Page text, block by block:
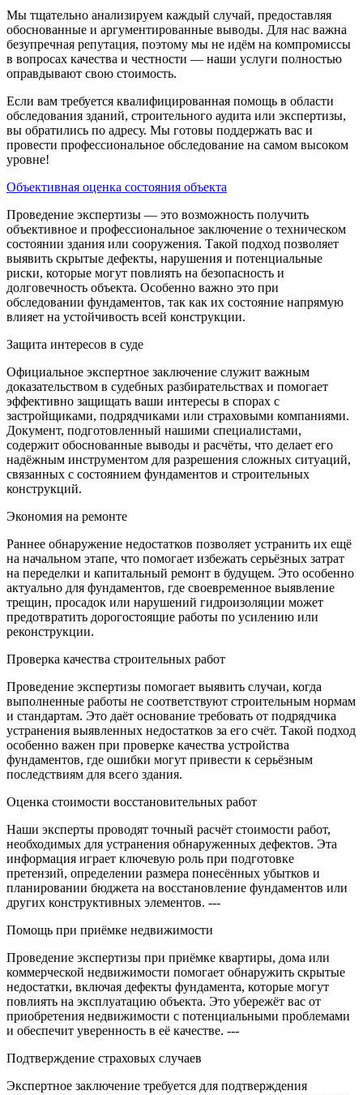
Мы тщательно анализируем каждый случай, предоставляя
обоснованные и аргументированные выводы. Для нас важна
безупречная репутация, поэтому мы не идём на компромиссы
в вопросах качества и честности — наши услуги полностью
оправдывают свою стоимость.
Если вам требуется квалифицированная помощь в области
обследования зданий, строительного аудита или экспертизы,
вы обратились по адресу. Мы готовы поддержать вас и
провести профессиональное обследование на самом высоком
уровне!
Объективная оценка состояния объекта
Проведение экспертизы — это возможность получить
объективное и профессиональное заключение о техническом
состоянии здания или сооружения. Такой подход позволяет
выявить скрытые дефекты, нарушения и потенциальные
риски, которые могут повлиять на безопасность и
долговечность объекта. Особенно важно это при
обследовании фундаментов, так как их состояние напрямую
влияет на устойчивость всей конструкции.
Защита интересов в суде
Официальное экспертное заключение служит важным
доказательством в судебных разбирательствах и помогает
эффективно защищать ваши интересы в спорах с
застройщиками, подрядчиками или страховыми компаниями.
Документ, подготовленный нашими специалистами,
содержит обоснованные выводы и расчёты, что делает его
надёжным инструментом для разрешения сложных ситуаций,
связанных с состоянием фундаментов и строительных
конструкций.
Экономия на ремонте
Раннее обнаружение недостатков позволяет устранить их ещё
на начальном этапе, что помогает избежать серьёзных затрат
на переделки и капитальный ремонт в будущем. Это особенно
актуально для фундаментов, где своевременное выявление
трещин, просадок или нарушений гидроизоляции может
предотвратить дорогостоящие работы по усилению или
реконструкции.
Проверка качества строительных работ
Проведение экспертизы помогает выявить случаи, когда
выполненные работы не соответствуют строительным нормам
и стандартам. Это даёт основание требовать от подрядчика
устранения выявленных недостатков за его счёт. Такой подход
особенно важен при проверке качества устройства
фундаментов, где ошибки могут привести к серьёзным
последствиям для всего здания.
Оценка стоимости восстановительных работ
Наши эксперты проводят точный расчёт стоимости работ,
необходимых для устранения обнаруженных дефектов. Эта
информация играет ключевую роль при подготовке
претензий, определении размера понесённых убытков и
планировании бюджета на восстановление фундаментов или
других конструктивных элементов. ---
Помощь при приёмке недвижимости
Проведение экспертизы при приёмке квартиры, дома или
коммерческой недвижимости помогает обнаружить скрытые
недостатки, включая дефекты фундамента, которые могут
повлиять на эксплуатацию объекта. Это убережёт вас от
приобретения недвижимости с потенциальными проблемами
и обеспечит уверенность в её качестве. ---
Подтверждение страховых случаев
Экспертное заключение требуется для подтверждения